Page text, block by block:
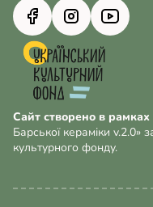
Сайт створено в рамках
Барської кераміки v.2.0»
культурного фонду.